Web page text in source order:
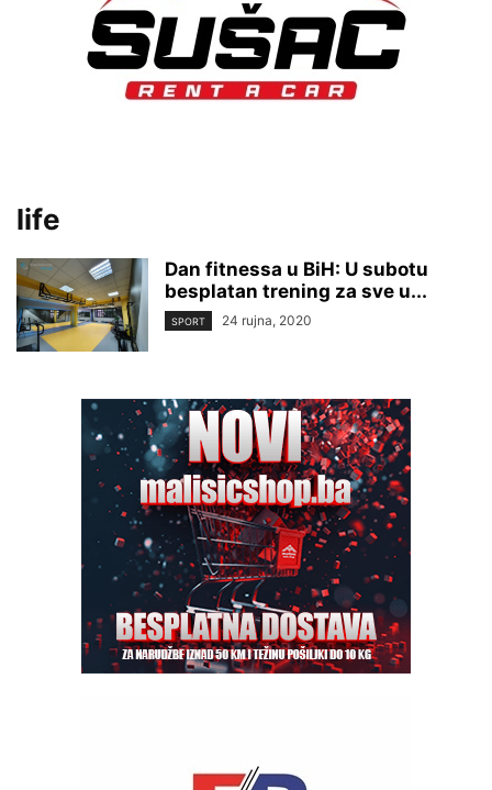
life
Dan fitnessa u BiH: U subotu
besplatan trening za sve u...
SPORT 24 rujna, 2020